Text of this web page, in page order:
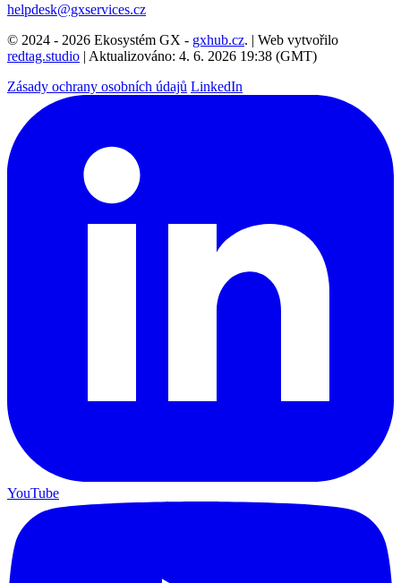
helpdesk@gxservices.cz
© 2024 - 2026 Ekosystém GX - gxhub.cz. | Web vytvořilo
redtag.studio | Aktualizováno: 4. 6. 2026 19:38 (GMT)
Zásady ochrany osobních údajů LinkedIn
YouTube